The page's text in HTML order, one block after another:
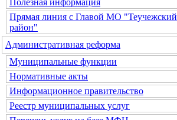
Полезная информация
Прямая линия с Главой МО "Теучежский
район"
Административная реформа
Муниципальные функции
Нормативные акты
Информационное правительство
Реестр муниципальных услуг